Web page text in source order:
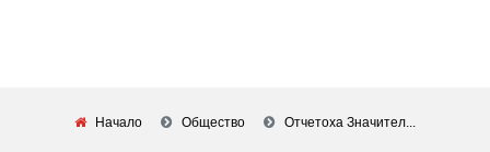
Начало Общество Отчетоха Значител...